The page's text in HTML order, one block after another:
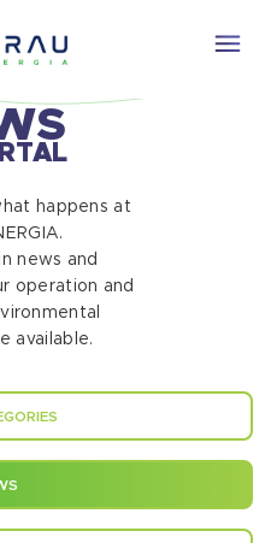
happens at
news and
operation and
available.